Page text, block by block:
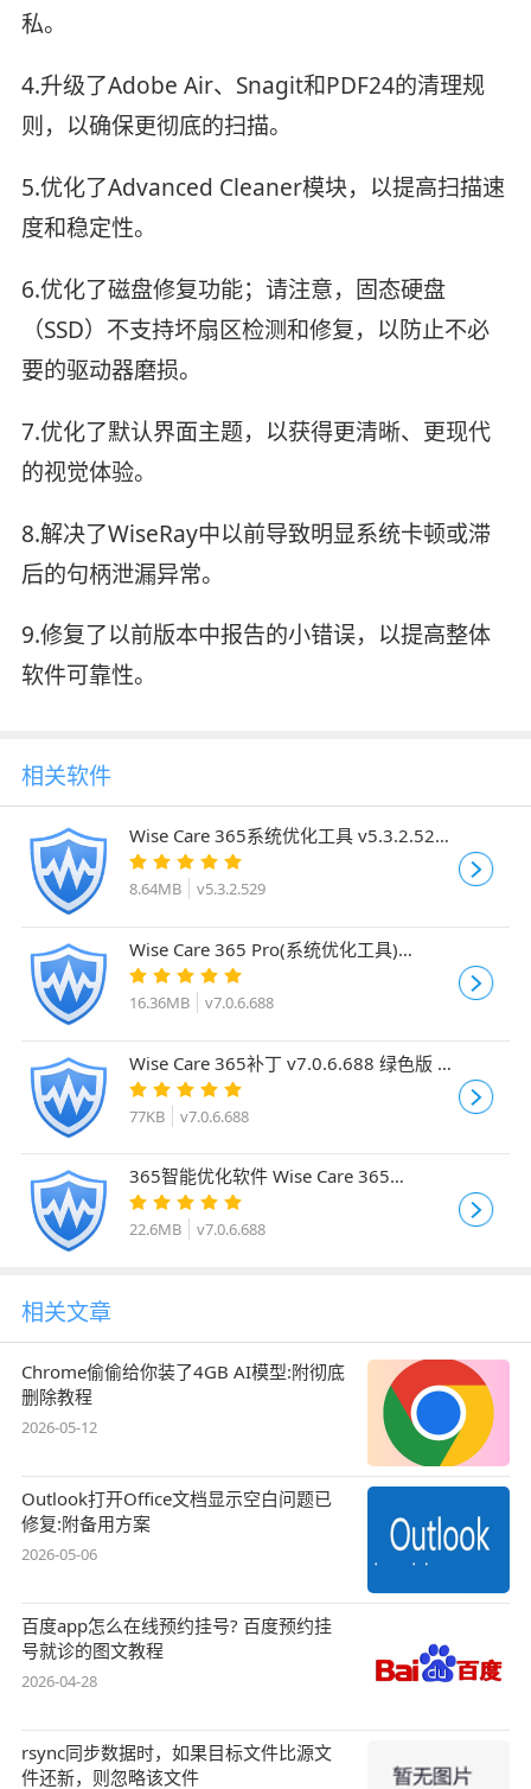
私。
4.升级了Adobe Air、Snagit和PDF24的清理规
则，以确保更彻底的扫描。
5.优化了Advanced Cleaner模块，以提高扫描速
度和稳定性。
6.优化了磁盘修复功能；请注意，固态硬盘
（SSD）不支持坏扇区检测和修复，以防止不必
要的驱动器磨损。
7.优化了默认界面主题，以获得更清晰、更现代
的视觉体验。
8.解决了WiseRay中以前导致明显系统卡顿或滞
后的句柄泄漏异常。
9.修复了以前版本中报告的小错误，以提高整体
软件可靠性。
相关软件
Wise Care 365系统优化工具 v5.3.2.529
终身激活直装版
8.64MB v5.3.2.529
Wise Care 365 Pro(系统优化工具)
v7.0.6.688 中文免费版 附安装教程
16.36MB v7.0.6.688
Wise Care 365补丁 v7.0.6.688 绿色版 附
图文教程
77KB v7.0.6.688
365智能优化软件 Wise Care 365
v7.0.6.688 官方绿色中文免费版
22.6MB v7.0.6.688
相关文章
Chrome偷偷给你装了4GB AI模型:附彻底
删除教程
2026-05-12
Outlook打开Office文档显示空白问题已
修复:附备用方案
2026-05-06
百度app怎么在线预约挂号? 百度预约挂
号就诊的图文教程
2026-04-28
rsync同步数据时，如果目标文件比源文
件还新，则忽略该文件